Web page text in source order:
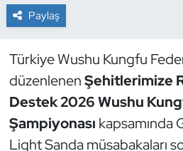
Paylaş
Türkiye Wushu Kungfu
düzenlenenŞehitlerimize
Destek 2026 Wushu
Şampiyonası kapsamında
Light Sanda müsabakaları
Dans Sporları
Dövüş Sanatı
E-Spor
Eskrim